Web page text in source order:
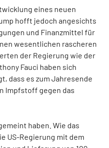
eines neuen
hofft jedoch angesichts
und Finanzmittel für
wesentlichen rascheren
der Regierung wie der
Fauci haben sich
dass es zum Jahresende
Impfstoff gegen das
haben. Wie das
US-Regierung mit dem